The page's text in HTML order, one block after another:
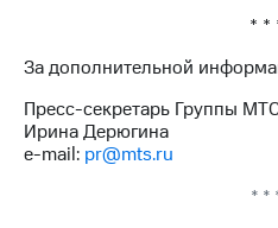
* *
За дополнительной
Пресс-секретарь Группы
Ирина Дерюгина
e-mail: pr@mts.ru
* *